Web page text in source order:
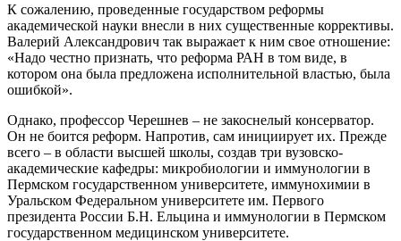
К сожалению, проведенные государством реформы
академической науки внесли в них существенные коррективы.
Валерий Александрович так выражает к ним свое отношение:
«Надо честно признать, что реформа РАН в том виде, в
котором она была предложена исполнительной властью, была
ошибкой».
Однако, профессор Черешнев – не закоснелый консерватор.
Он не боится реформ. Напротив, сам инициирует их. Прежде
всего – в области высшей школы, создав три вузовско-
академические кафедры: микробиологии и иммунологии в
Пермском государственном университете, иммунохимии в
Уральском Федеральном университете им. Первого
президента России Б.Н. Ельцина и иммунологии в Пермском
государственном медицинском университете.